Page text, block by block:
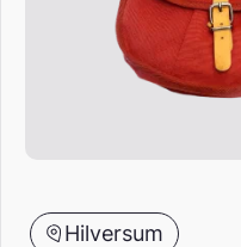
Hilversum